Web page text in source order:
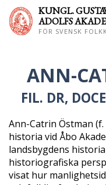
KUNGL. GUS
ADOLFS
FÖR SVENSK
ANN-
FIL. DR,
Ann-Catrin Östman
historia vid Åbo
landsbygdens
historiografiska
visat hur